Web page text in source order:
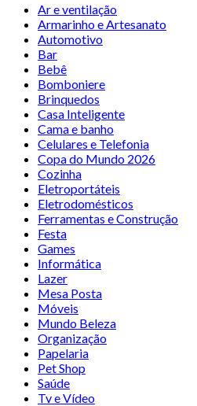
Ar e ventilação
Armarinho e Artesanato
Automotivo
Bar
Bebê
Bomboniere
Brinquedos
Casa Inteligente
Cama e banho
Celulares e Telefonia
Copa do Mundo 2026
Cozinha
Eletroportáteis
Eletrodomésticos
Ferramentas e Construção
Festa
Games
Informática
Lazer
Mesa Posta
Móveis
Mundo Beleza
Organização
Papelaria
Pet Shop
Saúde
Tv e Vídeo